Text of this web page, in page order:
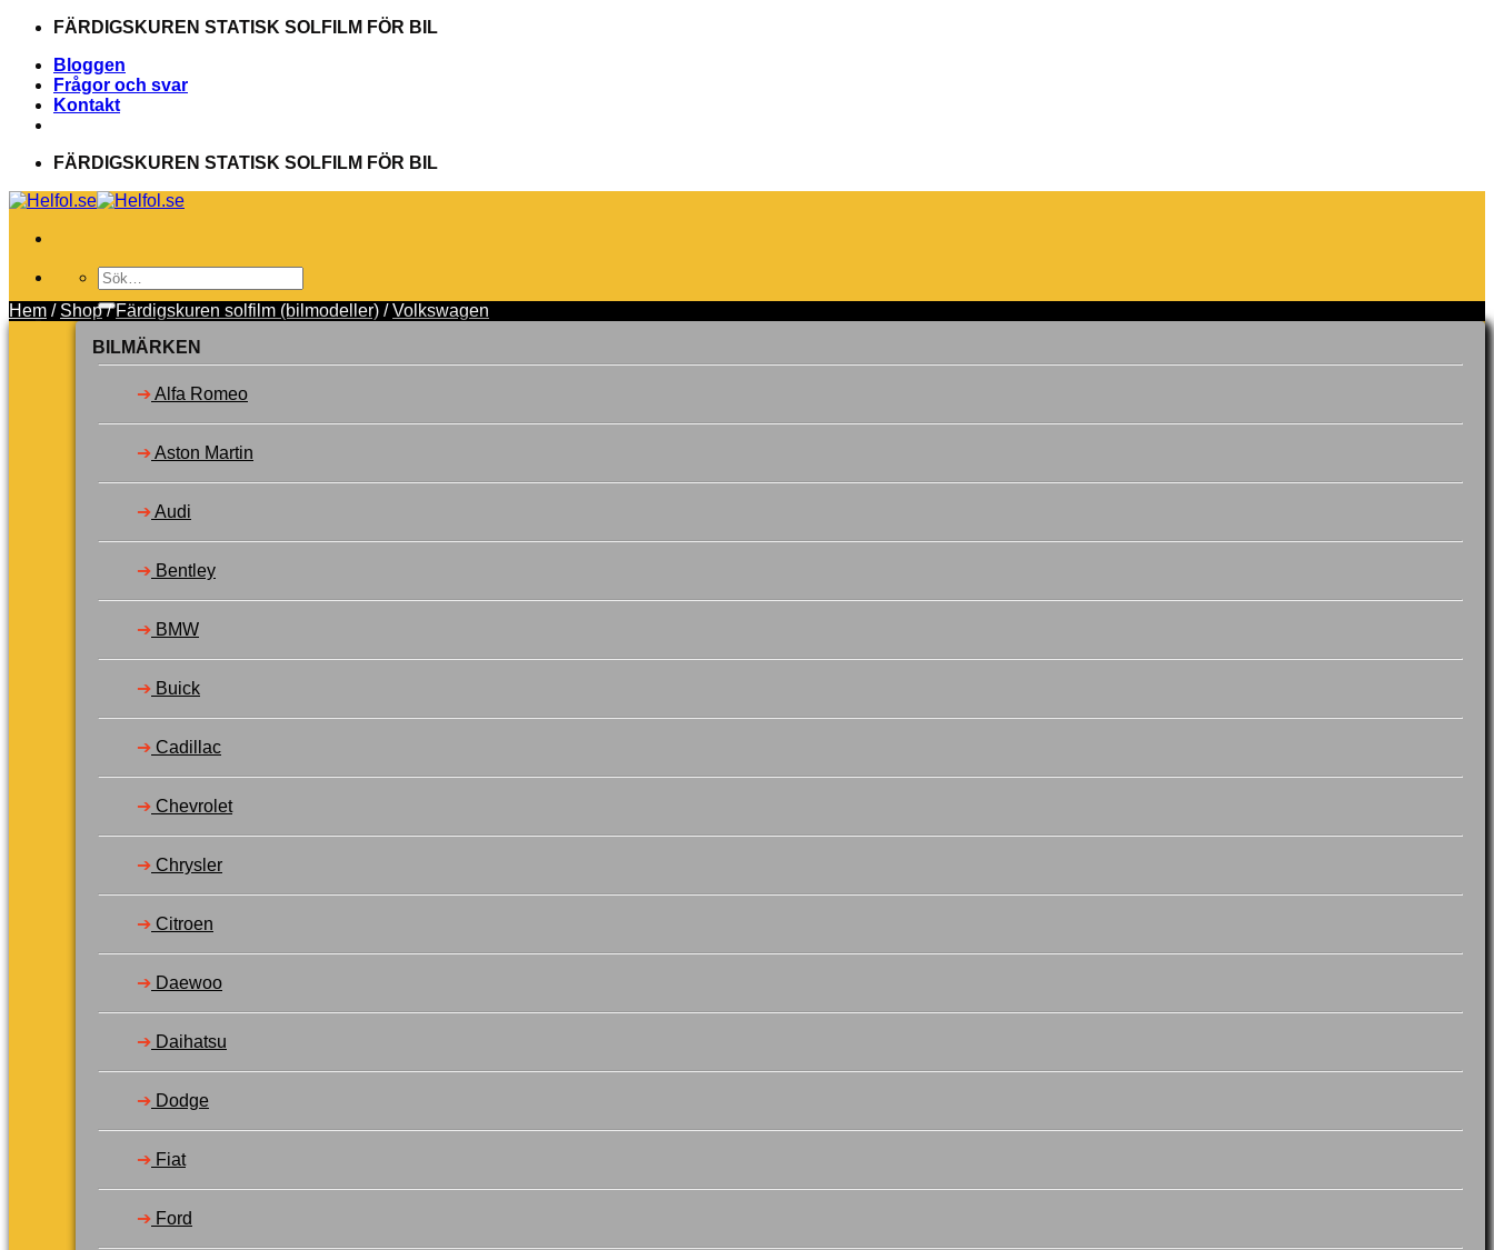
Skip
content
FÄRDIGSKUREN STATISK SOLFILM FÖR BIL
Bloggen
Frågor och svar
Kontakt
FÄRDIGSKUREN STATISK SOLFILM FÖR BIL
Sök
efter:
Välj bilmärke
Toner
Verktyg
Dansk
Varukorg /0,00kr
Gå tillbaka till butiken
Inga produkter i varukorgen.
Gå tillbaka till butiken
Hem / Shop / Färdigskuren solfilm (bilmodeller) / Volkswagen
BILMÄRKEN
➔Alfa Romeo
➔Aston Martin
➔Audi
➔ Bentley
➔ BMW
➔ Buick
➔ Cadillac
➔ Chevrolet
➔ Chrysler
➔ Citroen
➔ Daewoo
➔ Daihatsu
➔ Dodge
➔ Fiat
➔ Ford